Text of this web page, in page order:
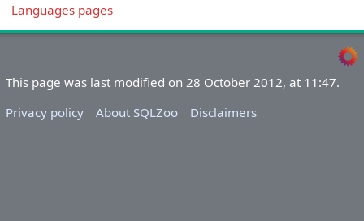
Languages pages
This page was last modified on 28 October 2012, at 11:47.
Privacy policy
About SQLZoo Disclaimers